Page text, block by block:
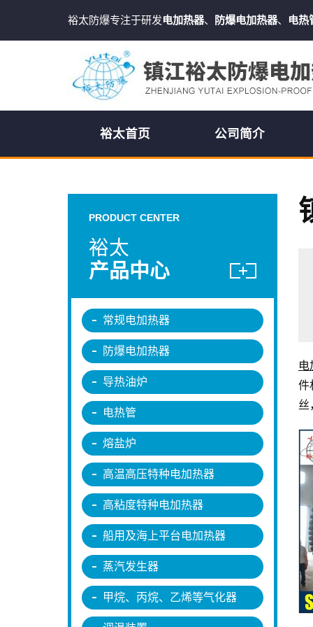
裕太防爆专注于研发电加热器、 防爆电加热器、 电热
裕太首页 公司简介
电
件
丝
PRODUCT CENTER
裕太
产品中心
常规电加热器
防爆电加热器
导热油炉
电热管
熔盐炉
高温高压特种电加热器
高粘度特种电加热器
船用及海上平台电加热器
蒸汽发生器
甲烷、丙烷、乙烯等气化器